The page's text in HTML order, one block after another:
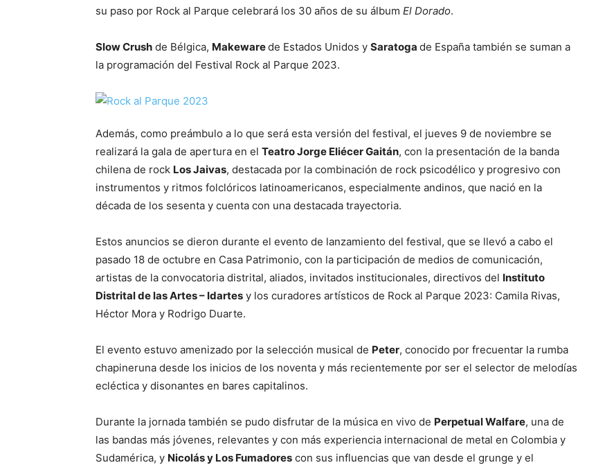
su paso por Rock al Parque celebrará los 30 años de su álbum El Dorado.
Slow Crush de Bélgica, Makewarede Estados Unidos y Saratoga de España también se suman a
la programación del Festival Rock al Parque 2023.
Además, como preámbulo a lo que será esta versión del festival, el jueves 9 de noviembre se
realizará la gala de apertura en el Teatro Jorge Eliécer Gaitán, con la presentación de la banda
chilena de rock Los Jaivas, destacada por la combinación de rock psicodélico y progresivo con
instrumentos y ritmos folclóricos latinoamericanos, especialmente andinos, que nació en la
década de los sesenta y cuenta con una destacada trayectoria.
Estos anuncios se dieron durante el evento de lanzamiento del festival, que se llevó a cabo el
pasado 18 de octubre en Casa Patrimonio, con la participación de medios de comunicación,
artistas de la convocatoria distrital, aliados, invitados institucionales, directivos del Instituto
Distrital de las Artes – Idartes y los curadores artísticos de Rock al Parque 2023: Camila Rivas,
Héctor Mora y Rodrigo Duarte.
El evento estuvo amenizado por la selección musical de Peter, conocido por frecuentar la rumba
chapineruna desde los inicios de los noventa y más recientemente por ser el selector de melodías
ecléctica y disonantes en bares capitalinos.
Durante la jornada también se pudo disfrutar de la música en vivo de Perpetual Walfare, una de
las bandas más jóvenes, relevantes y con más experiencia internacional de metal en Colombia y
Sudamérica, y Nicolás y Los Fumadores con sus influencias que van desde el grunge y el